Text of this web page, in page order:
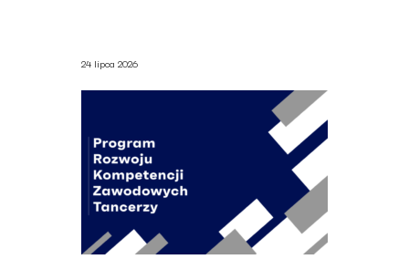
24 lipca 2026